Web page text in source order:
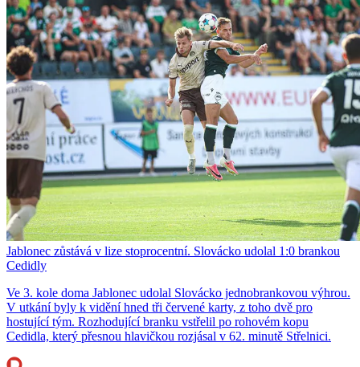
Jablonec zůstává v lize stoprocentní. Slovácko udolal 1:0 brankou
Cedidly
Ve 3. kole doma Jablonec udolal Slovácko jednobrankovou výhrou.
V utkání byly k vidění hned tři červené karty, z toho dvě pro
hostující tým. Rozhodující branku vstřelil po rohovém kopu
Cedidla, který přesnou hlavičkou rozjásal v 62. minutě Střelnici.